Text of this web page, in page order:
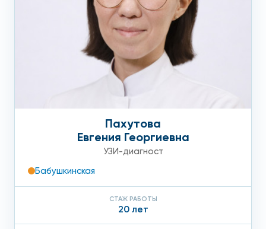
Пахутова
Евгения Георгиевна
УЗИ-диагност
Бабушкинская
СТАЖ РАБОТЫ
20 лет